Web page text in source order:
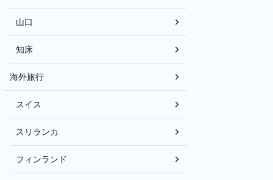
山口
知床
海外旅行
スイス
スリランカ
フィンランド